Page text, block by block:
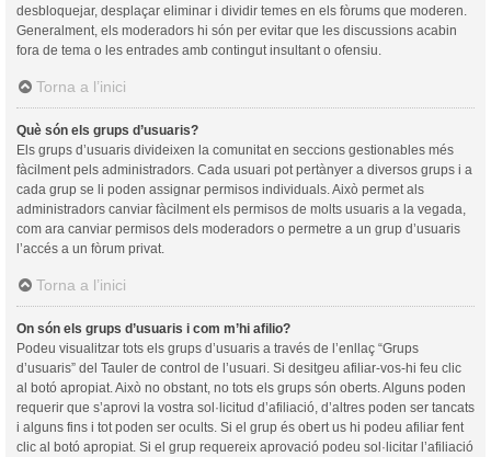
desbloquejar, desplaçar eliminar i dividir temes en els fòrums que moderen.
Generalment, els moderadors hi són per evitar que les discussions acabin
fora de tema o les entrades amb contingut insultant o ofensiu.
Torna a l’inici
Què són els grups d’usuaris?
Els grups d’usuaris divideixen la comunitat en seccions gestionables més
fàcilment pels administradors. Cada usuari pot pertànyer a diversos grups i a
cada grup se li poden assignar permisos individuals. Això permet als
administradors canviar fàcilment els permisos de molts usuaris a la vegada,
com ara canviar permisos dels moderadors o permetre a un grup d’usuaris
l’accés a un fòrum privat.
Torna a l’inici
On són els grups d’usuaris i com m’hi afilio?
Podeu visualitzar tots els grups d’usuaris a través de l’enllaç “Grups
d’usuaris” del Tauler de control de l’usuari. Si desitgeu afiliar-vos-hi feu clic
al botó apropiat. Això no obstant, no tots els grups són oberts. Alguns poden
requerir que s’aprovi la vostra sol·licitud d’afiliació, d’altres poden ser tancats
i alguns fins i tot poden ser ocults. Si el grup és obert us hi podeu afiliar fent
clic al botó apropiat. Si el grup requereix aprovació podeu sol·licitar l’afiliació